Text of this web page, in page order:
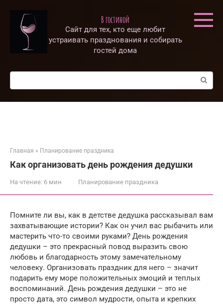
контенту
В гостиной
Сайт для тех, кто еще любит
устраивать празднования и собирать
гостей дома
Поиск:
Главная » Планирование праздника
Как организовать день рождения дедушки
На чтение: 6 мин Планирование праздника
Помните ли вы, как в детстве дедушка рассказывал вам
захватывающие истории? Как он учил вас рыбачить или
мастерить что-то своими руками? День рождения
дедушки – это прекрасный повод выразить свою
любовь и благодарность этому замечательному
человеку. Организовать праздник для него – значит
подарить ему море положительных эмоций и теплых
воспоминаний. День рождения дедушки – это не
просто дата, это символ мудрости, опыта и крепких